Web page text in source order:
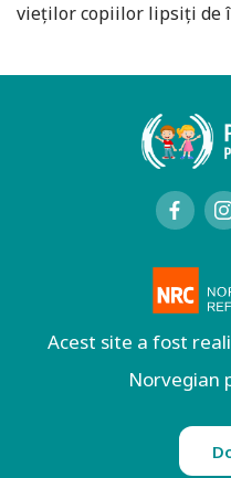
vieţilor copiilor lipsiţi de
Acest site a fost
Norvegian